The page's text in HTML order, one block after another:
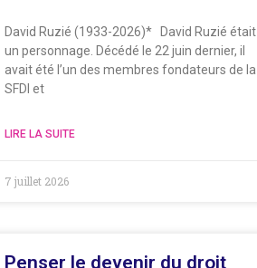
David Ruzié (1933-2026)* David Ruzié était
un personnage. Décédé le 22 juin dernier, il
avait été l’un des membres fondateurs de la
SFDI et
LIRE LA SUITE
7 juillet 2026
Penser le devenir du droit